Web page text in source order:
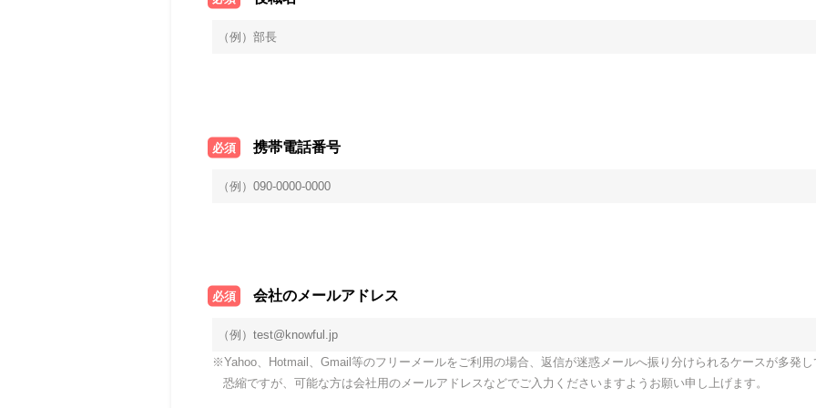
携帯電話番号
必須
会社のメールアドレス
必須
※Yahoo、Hotmail、Gmail等のフリーメールをご利用の場合、返信が迷惑メールへ振り分けられるケースが多発し
恐縮ですが、可能な方は会社用のメールアドレスなどでご入力くださいますようお願い申し上げます。